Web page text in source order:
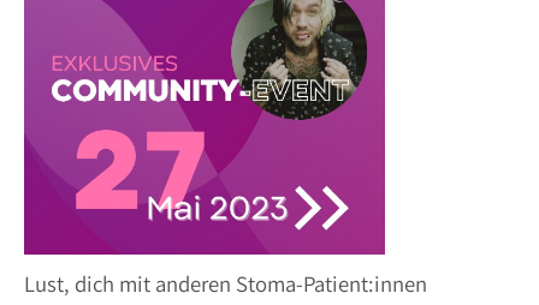
Lust, dich mit anderen Stoma-Patient:innen